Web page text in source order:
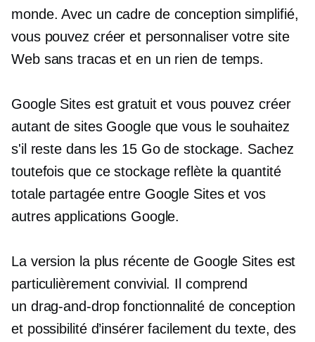
monde. Avec un cadre de conception simplifié,
vous pouvez créer et personnaliser votre site
Web sans tracas et en un rien de temps.
Google Sites est gratuit et vous pouvez créer
autant de sites Google que vous le souhaitez
s'il reste dans les 15 Go de stockage. Sachez
toutefois que ce stockage reflète la quantité
totale partagée entre Google Sites et vos
autres applications Google.
La version la plus récente de Google Sites est
particulièrementconvivial. Il comprend
un drag-and-dropfonctionnalité de conception
et possibilité d’insérer facilement du texte, des